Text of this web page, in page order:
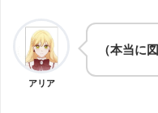
アリア
（本当に